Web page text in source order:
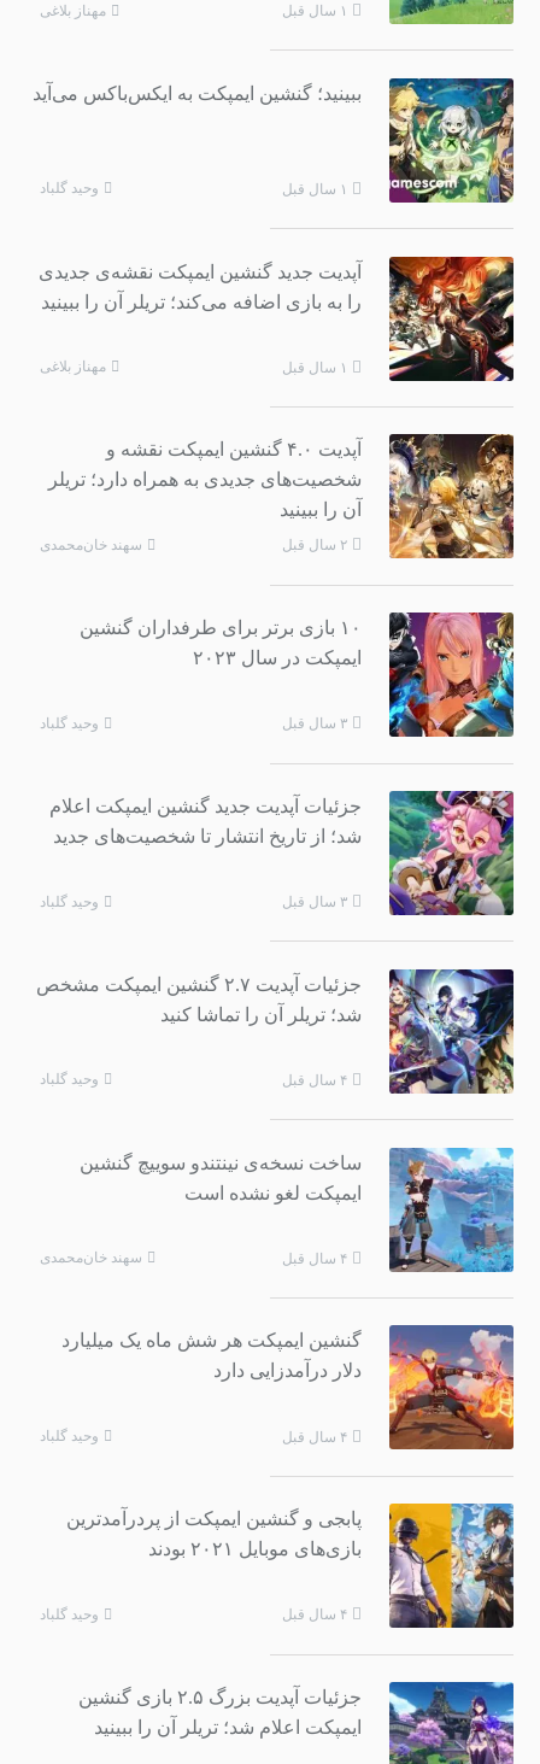
۱ سال قبل مهناز بلاغی
ببینید؛ گنشین ایمپکت به ایکس‌باکس می‌آید
۱ سال قبل وحید گلباد
آپدیت جدید گنشین ایمپکت نقشه‌ی جدیدی
را به بازی اضافه می‌کند؛ تریلر آن را ببینید
۱ سال قبل مهناز بلاغی
آپدیت ۴.۰ گنشین ایمپکت نقشه و
شخصیت‌های جدیدی به همراه دارد؛ تریلر
آن را ببینید
۲ سال قبل سهند خان‌محمدی
۱۰ بازی برتر برای طرفداران گنشین
ایمپکت در سال ۲۰۲۳
۳ سال قبل وحید گلباد
جزئیات آپدیت جدید گنشین ایمپکت اعلام
شد؛ از تاریخ انتشار تا شخصیت‌های جدید
۳ سال قبل وحید گلباد
جزئیات آپدیت ۲.۷ گنشین ایمپکت مشخص
شد؛ تریلر آن را تماشا کنید
۴ سال قبل وحید گلباد
ساخت نسخه‌ی نینتندو سوییچ گنشین
ایمپکت لغو نشده است
۴ سال قبل سهند خان‌محمدی
گنشین ایمپکت هر شش ماه یک میلیارد
دلار درآمدزایی دارد
۴ سال قبل وحید گلباد
پابجی و گنشین ایمپکت از پردرآمدترین
بازی‌های موبایل ۲۰۲۱ بودند
۴ سال قبل وحید گلباد
جزئیات آپدیت بزرگ ۲.۵ بازی گنشین
ایمپکت اعلام شد؛ تریلر آن را ببینید